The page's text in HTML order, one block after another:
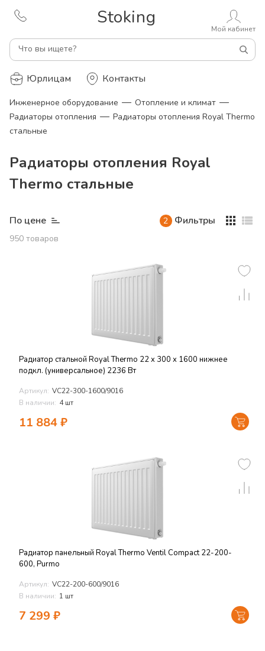
Stoking
Что вы ищете?
Мой кабинет
Юрлицам Контакты
Инженерное оборудование — Отопление и климат —
Радиаторы отопления — Радиаторы отопления Royal Thermo
стальные
Радиаторы отопления Royal
Thermo стальные
По цене
950 товаров
2 Фильтры
Радиатор стальной Royal Thermo 22 x 300 x 1600 нижнее
подкл. (универсальное) 2236 Вт
Артикул: VC22-300-1600/9016
В наличии: 4 шт
11 884₽
Радиатор панельный Royal Thermo Ventil Compact 22-200-
600, Purmo
Артикул: VC22-200-600/9016
В наличии: 1 шт
7 299 ₽